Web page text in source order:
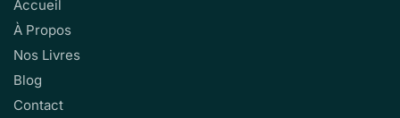
Accueil
À Propos
Nos Livres
Blog
Contact